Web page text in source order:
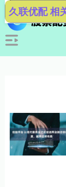
久联优配 相